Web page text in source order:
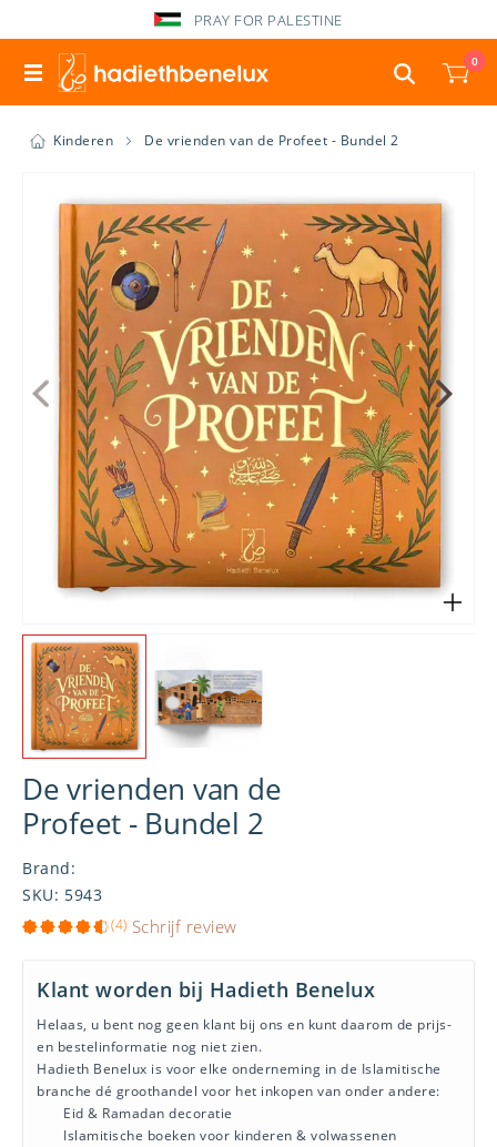
PRAY FOR PALESTINE
0
Kinderen De vrienden van de Profeet - Bundel 2
De vrienden van de
Profeet - Bundel 2
Brand:
SKU: 5943
(4) Schrijf review
Klant worden bij Hadieth Benelux
Helaas, u bent nog geen klant bij ons en kunt daarom de prijs-
en bestelinformatie nog niet zien.
Hadieth Benelux is voor elke onderneming in de Islamitische
branche dé groothandel voor het inkopen van onder andere:
Eid & Ramadan decoratie
Islamitische boeken voor kinderen & volwassenen